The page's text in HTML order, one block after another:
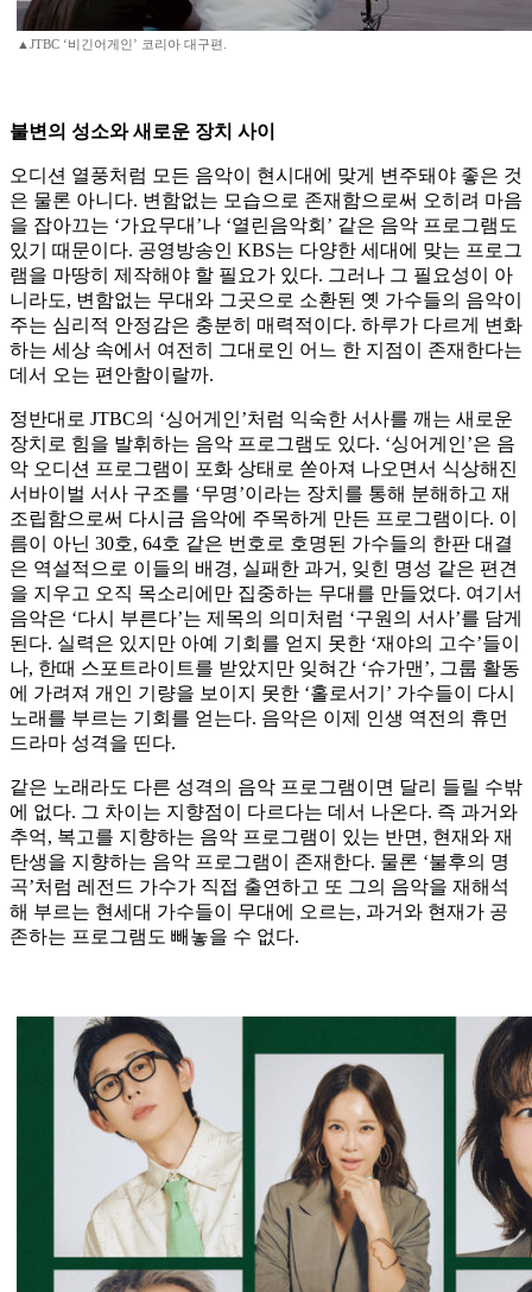
▲JTBC ‘비긴어게인’ 코리아 대구편.
불변의 성소와 새로운 장치 사이
오디션 열풍처럼 모든 음악이 현시대에 맞게 변주돼야 좋은 것
은 물론 아니다. 변함없는 모습으로 존재함으로써 오히려 마음
을 잡아끄는 ‘가요무대’나 ‘열린음악회’ 같은 음악 프로그램도
있기 때문이다. 공영방송인 KBS는 다양한 세대에 맞는 프로그
램을 마땅히 제작해야 할 필요가 있다. 그러나 그 필요성이 아
니라도, 변함없는 무대와 그곳으로 소환된 옛 가수들의 음악이
주는 심리적 안정감은 충분히 매력적이다. 하루가 다르게 변화
하는 세상 속에서 여전히 그대로인 어느 한 지점이 존재한다는
데서 오는 편안함이랄까.
정반대로 JTBC의 ‘싱어게인’처럼 익숙한 서사를 깨는 새로운
장치로 힘을 발휘하는 음악 프로그램도 있다. ‘싱어게인’은 음
악 오디션 프로그램이 포화 상태로 쏟아져 나오면서 식상해진
서바이벌 서사 구조를 ‘무명’이라는 장치를 통해 분해하고 재
조립함으로써 다시금 음악에 주목하게 만든 프로그램이다. 이
름이 아닌 30호, 64호 같은 번호로 호명된 가수들의 한판 대결
은 역설적으로 이들의 배경, 실패한 과거, 잊힌 명성 같은 편견
을 지우고 오직 목소리에만 집중하는 무대를 만들었다. 여기서
음악은 ‘다시 부른다’는 제목의 의미처럼 ‘구원의 서사’를 담게
된다. 실력은 있지만 아예 기회를 얻지 못한 ‘재야의 고수’들이
나, 한때 스포트라이트를 받았지만 잊혀간 ‘슈가맨’, 그룹 활동
에 가려져 개인 기량을 보이지 못한 ‘홀로서기’ 가수들이 다시
노래를 부르는 기회를 얻는다. 음악은 이제 인생 역전의 휴먼
드라마 성격을 띤다.
같은 노래라도 다른 성격의 음악 프로그램이면 달리 들릴 수밖
에 없다. 그 차이는 지향점이 다르다는 데서 나온다. 즉 과거와
추억, 복고를 지향하는 음악 프로그램이 있는 반면, 현재와 재
탄생을 지향하는 음악 프로그램이 존재한다. 물론 ‘불후의 명
곡’처럼 레전드 가수가 직접 출연하고 또 그의 음악을 재해석
해 부르는 현세대 가수들이 무대에 오르는, 과거와 현재가 공
존하는 프로그램도 빼놓을 수 없다.